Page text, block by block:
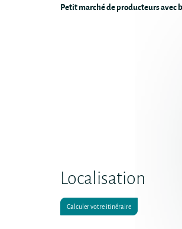
Petit marché de producteurs
Localisation
Calculer votre itinéraire